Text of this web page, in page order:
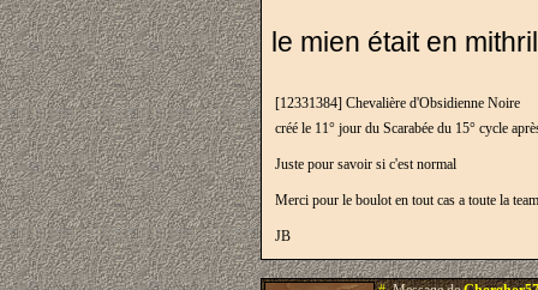
le mien était en
[12331384] Chevalière d'Obsidienne Noire
créé le 11° jour du Scarabée du 15° cycle
Juste pour savoir si c'est normal
Merci pour le boulot en tout cas a toute la
JB